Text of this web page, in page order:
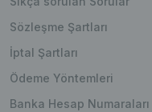
Sözleşme Şartları
İptal Şartları
Ödeme Yöntemleri
Banka Hesap Numaraları